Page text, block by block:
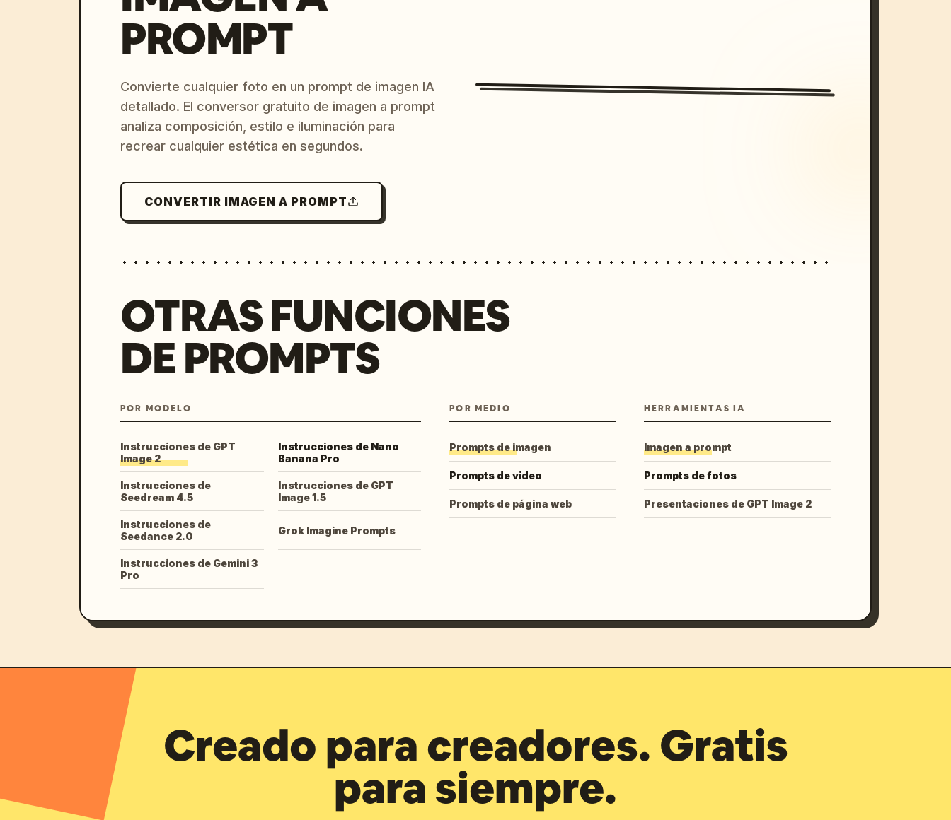
PROMPT
Convierte cualquier foto en un prompt de imagen IA
detallado. El conversor gratuito de imagen a prompt
analiza composición, estilo e iluminación para
recrear cualquier estética en segundos.
CONVERTIR IMAGEN A PROMPT
OTRAS FUNCIONES
DE PROMPTS
POR MODELO
Instrucciones de GPT
Image 2
Instrucciones de Nano
Banana Pro
Instrucciones de
Seedream 4.5
Instrucciones de GPT
Image 1.5
Instrucciones de
Seedance 2.0
Grok Imagine Prompts
Instrucciones de Gemini 3
Pro
POR MEDIO
Prompts de imagen
Prompts de video
Prompts de página web
HERRAMIENTAS IA
Imagen a prompt
Prompts de fotos
Presentaciones de GPT Image 2
Creado para creadores. Gratis
para siempre.